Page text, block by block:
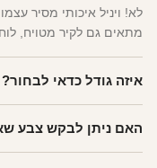
לא! ויניל איכותי מסיר
מתאים גם לקיר מטויח,
איזה גודל כדאי לבחור?
שינה של מבוגרים — L. לפינה קטנה — S.
האם ניתן לבקש צבע